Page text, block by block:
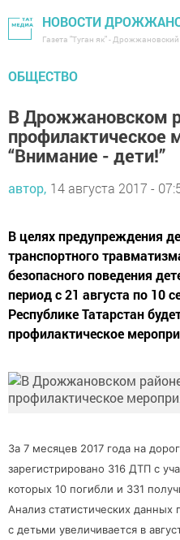
НОВОСТИ
Газета "Туган як" -
ОБЩЕСТВО
В Дрожжановском
профилактическое
“Внимание - дети!”
автор, 14 августа 2017 -
В целях предупреждения
транспортного
безопасного поведения
период с 21 августа по 10
Республике Татарстан
профилактическое
За 7 месяцев 2017 года на
зарегистрировано 316 ДТП с
которых 10 погибли и 331
Анализ статистических данных
с детьми увеличивается в